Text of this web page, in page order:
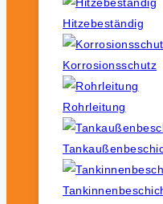
Hitzebeständig
Korrosionsschutz
Rohrleitung